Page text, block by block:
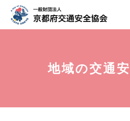
地域の交通